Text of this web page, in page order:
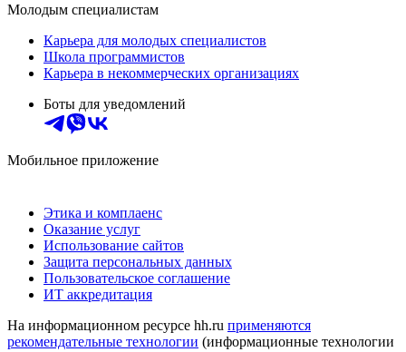
Молодым специалистам
Карьера для молодых специалистов
Школа программистов
Карьера в некоммерческих организациях
Боты для уведомлений
Мобильное приложение
Этика и комплаенс
Оказание услуг
Использование сайтов
Защита персональных данных
Пользовательское соглашение
ИТ аккредитация
На информационном ресурсе hh.ru применяются
рекомендательные технологии (информационные технологии